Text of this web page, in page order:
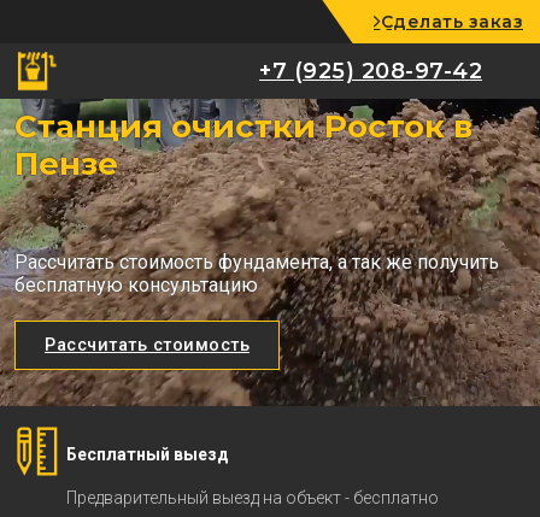
+7 (925) 208-97-42
Сделать заказ
+7 (925) 208-97-42
Станция очистки Росток в
Пензе
Рассчитать стоимость фундамента, а так же получить
бесплатную консультацию
Рассчитать стоимость
Бесплатный выезд
Предварительный выезд на объект - бесплатно